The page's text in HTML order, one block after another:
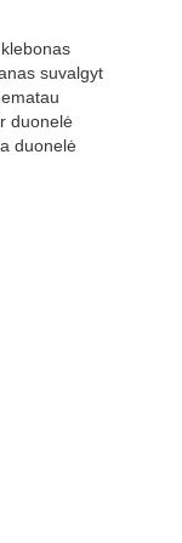
suvalgyt
duonelė
duonelė